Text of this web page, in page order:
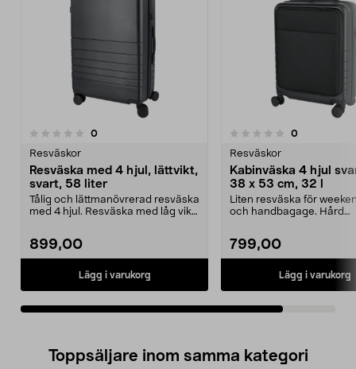
0recensioner
Resväskor
Resväska med 4 hjul, lättvikt,
svart, 58 liter
Tålig och lättmanövrerad resväska
med 4 hjul. Resväska med låg vikt
899,00
Lägg i varukorg
0.0 av 5 stjärnor 0recensioner
Resväskor
Kabinväska 4 hjul
38 x 53 cm, 32 l
Liten resväska för
och handbagage. Hård
799,00
Lägg i varukorg
Toppsäljare inom samma kategori